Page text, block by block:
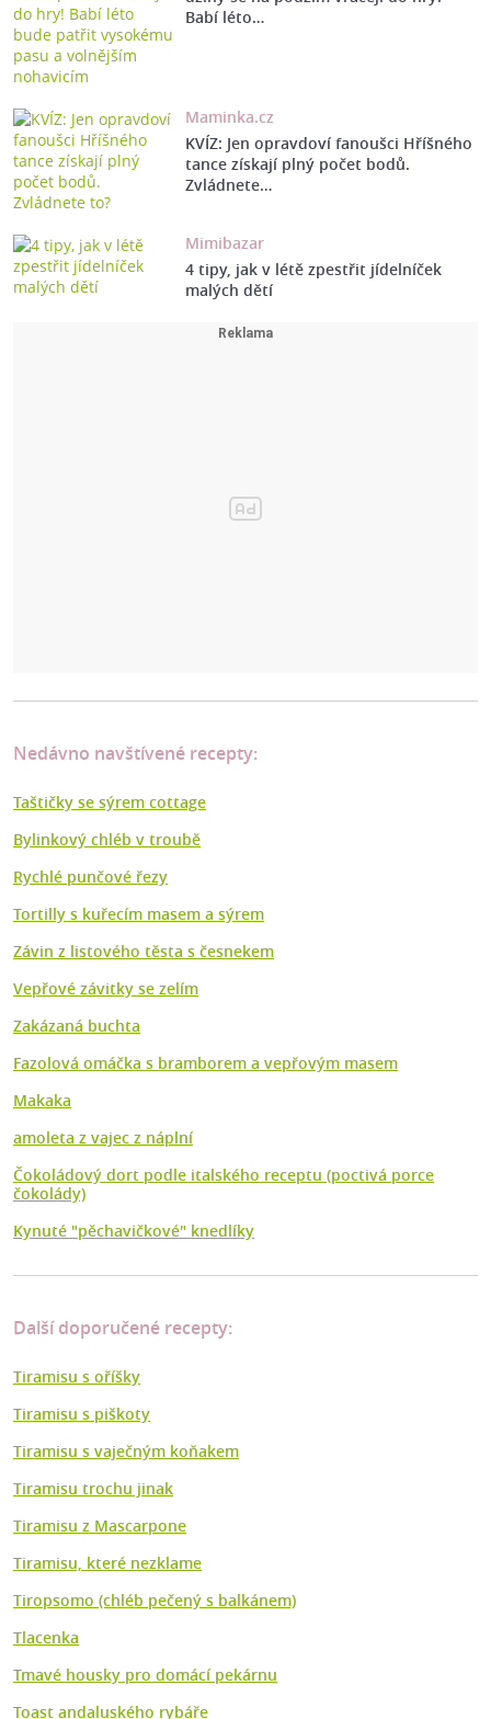
Babí léto…
Maminka.cz
KVÍZ: Jen opravdoví fanoušci Hříšného
tance získají plný počet bodů.
Zvládnete…
Mimibazar
4 tipy, jak v létě zpestřit jídelníček
malých dětí
Nedávno navštívené recepty:
Taštičky se sýrem cottage
Bylinkový chléb v troubě
Rychlé punčové řezy
Tortilly s kuřecím masem a sýrem
Závin z listového těsta s česnekem
Vepřové závitky se zelím
Zakázaná buchta
Fazolová omáčka s bramborem a vepřovým masem
Makaka
amoleta z vajec z náplní
Čokoládový dort podle italského receptu (poctivá porce
čokolády)
Kynuté "pěchavičkové" knedlíky
Další doporučené recepty:
Tiramisu s oříšky
Tiramisu s piškoty
Tiramisu s vaječným koňakem
Tiramisu trochu jinak
Tiramisu z Mascarpone
Tiramisu, které nezklame
Tiropsomo (chléb pečený s balkánem)
Tlacenka
Tmavé housky pro domácí pekárnu
Toast andaluského rybáře